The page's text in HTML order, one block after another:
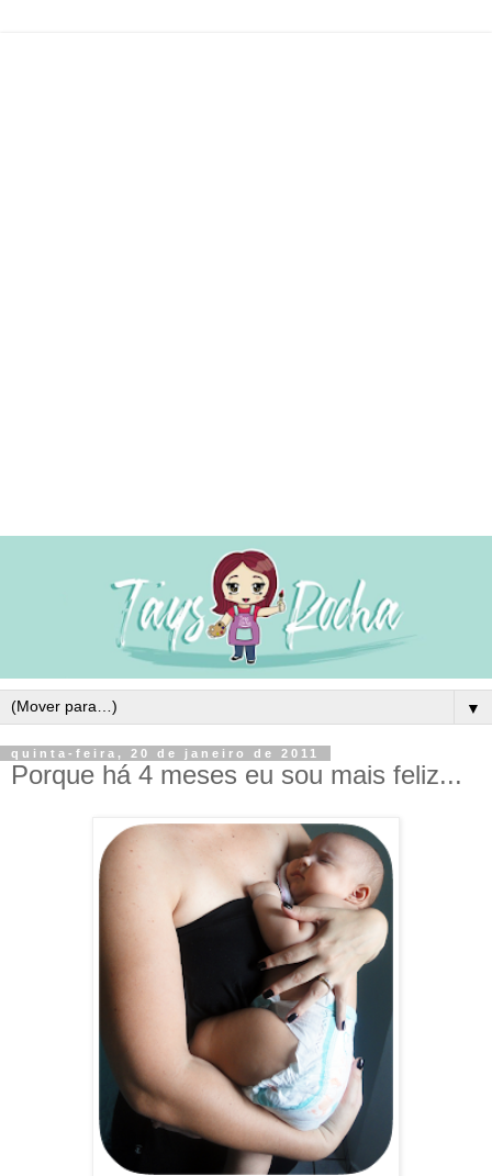
▼
quinta-feira, 20 de janeiro de 2011
Porque há 4 meses eu sou mais feliz...